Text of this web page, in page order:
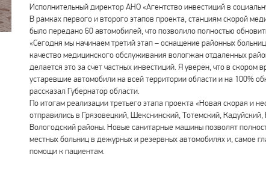
Исполнительный директор АНО «Агентство инвестиций в
В рамках первого и второго этапов проекта, станциям скорой
было передано 60 автомобилей, что позволило полностью
«Сегодня мы начинаем третий этап – оснащение районных
качество медицинского обслуживания вологжан отдаленных
делается это за счет частных инвестиций. Я уверен, что в
устаревшие автомобили на всей территории области и на 100%
рассказал Губернатор области.
По итогам реализации третьего этапа проекта «Новая скорая и
отправились в Грязовецкий, Шекснинский, Тотемский,
Вологодский районы. Новые санитарные машины позволят
местных больниц в дежурных и резервных автомобилях и, самое
помощи к пациентам.